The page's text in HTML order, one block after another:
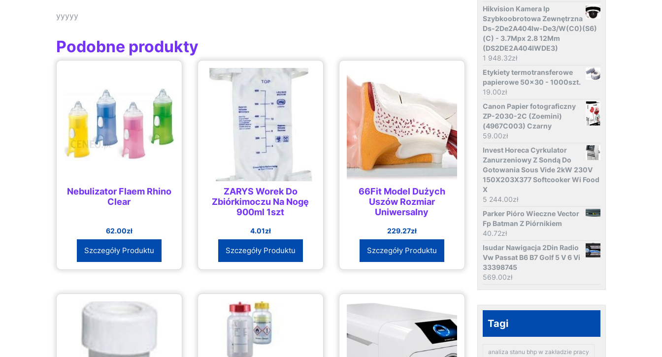
yyyyy
Podobne produkty
Nebulizator Flaem Rhino
Clear
62.00zł
Szczegóły Produktu
ZARYS Worek Do
Zbiórkimoczu Na Nogę
900ml 1szt
4.01zł
Szczegóły Produktu
66Fit Model Dużych
Uszów Rozmiar
Uniwersalny
229.27zł
Szczegóły Produktu
Hikvision Kamera Ip
Szybkoobrotowa Zewnętrzna
Ds-2De2A404Iw-De3/W(C0)(S6)
(C) - 3.7Mpx 2.8 12Mm
(DS2DE2A404IWDE3)
1 948.32zł
Etykiety termotransferowe
papierowe 50x30 - 1000szt.
19.00zł
Canon Papier fotograficzny
ZP-2030-2C (Zoemini)
(4967C003) Czarny
59.00zł
Invest Horeca Cyrkulator
Zanurzeniowy Z Sondą Do
Gotowania Sous Vide 2kW 230V
150X203X377 Softcooker Wi Food
X
5 244.00zł
Parker Pióro Wieczne Vector
Fp Batman Z Piórnikiem
40.72zł
Isudar Nawigacja 2Din Radio
Vw Passat B6 B7 Golf 5 V 6 Vi
33398745
569.00zł
Tagi
analiza stanu bhp w zakładzie pracy